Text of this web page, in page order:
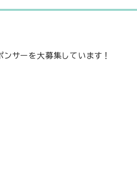
サーを大募集しています！